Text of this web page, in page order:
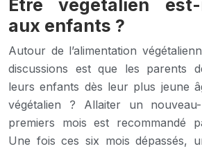
Etre végétalien
aux enfants ?
Autour de l’alimentation
discussions est que les parents
leurs enfants dès leur plus jeune
végétalien ? Allaiter un
premiers mois est recommandé
Une fois ces six mois dépassés,